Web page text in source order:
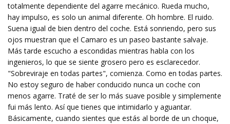
totalmente dependiente del agarre mecánico. Rueda mucho,
hay impulso, es solo un animal diferente. Oh hombre. El ruido.
Suena igual de bien dentro del coche. Está sonriendo, pero sus
ojos muestran que el Camaro es un paseo bastante salvaje.
Más tarde escucho a escondidas mientras habla con los
ingenieros, lo que se siente grosero pero es esclarecedor.
"Sobreviraje en todas partes", comienza. Como en todas partes.
No estoy seguro de haber conducido nunca un coche con
menos agarre. Traté de ser lo más suave posible y simplemente
fui más lento. Así que tienes que intimidarlo y aguantar.
Básicamente, cuando sientes que estás al borde de un choque,